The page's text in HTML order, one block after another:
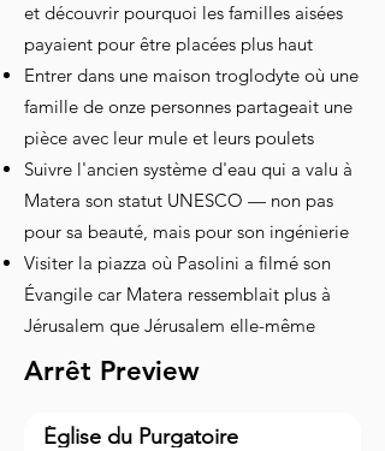
et découvrir pourquoi les familles aisées
payaient pour être placées plus haut
Entrer dans une maison troglodyte où une
famille de onze personnes partageait une
pièce avec leur mule et leurs poulets
Suivre l'ancien système d'eau qui a valu à
Matera son statut UNESCO — non pas
pour sa beauté, mais pour son ingénierie
Visiter la piazza où Pasolini a filmé son
Évangile car Matera ressemblait plus à
Jérusalem que Jérusalem elle-même
Arrêt Preview
Église du Purgatoire